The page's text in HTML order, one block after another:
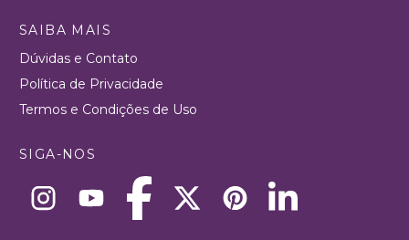
SAIBA MAIS
Dúvidas e Contato
Política de Privacidade
Termos e Condições de Uso
SIGA-NOS